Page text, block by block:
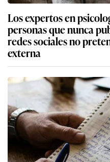
Los expertos en
personas que nunca
redes sociales no
externa